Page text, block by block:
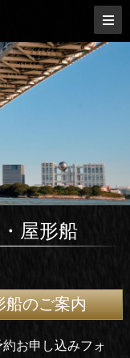
屋形船
船のご案内
お申し込みフォ